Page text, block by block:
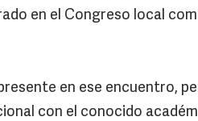
en el Congreso local
en ese encuentro,
con el conocido